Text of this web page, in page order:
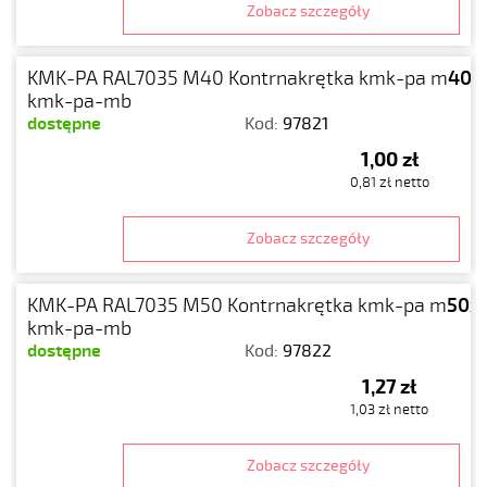
Zobacz szczegóły
KMK-PA RAL7035 M40 Kontrnakrętka kmk-pa m
kmk-pa-mb
dostępne Kod: 97821
1,00 zł
0,81 zł netto
Zobacz szczegóły
KMK-PA RAL7035 M50 Kontrnakrętka kmk-pa m
kmk-pa-mb
dostępne Kod: 97822
1,27 zł
1,03 zł netto
Zobacz szczegóły